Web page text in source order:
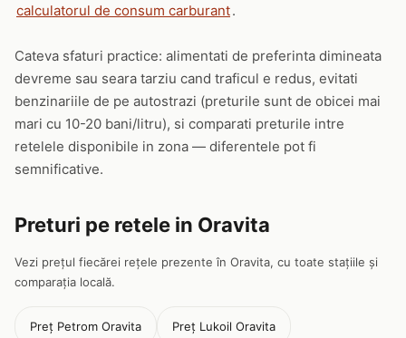
calculatorul de consum carburant.
Cateva sfaturi practice: alimentati de preferinta dimineata
devreme sau seara tarziu cand traficul e redus, evitati
benzinariile de pe autostrazi (preturile sunt de obicei mai
mari cu 10-20 bani/litru), si comparati preturile intre
retelele disponibile in zona — diferentele pot fi
semnificative.
Preturi pe retele in Oravita
Vezi prețul fiecărei rețele prezente în Oravita, cu toate stațiile și
comparația locală.
Preț Petrom Oravita Preț Lukoil Oravita